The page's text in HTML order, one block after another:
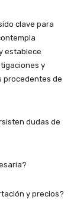
clave para
establece
y
procedentes de
dudas de
y precios?